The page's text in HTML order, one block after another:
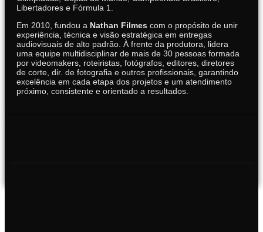
Libertadores e Fórmula 1.
Em 2010, fundou a Nathan Filmes com o propósito de unir
experiência, técnica e visão estratégica em entregas
audiovisuais de alto padrão. À frente da produtora, lidera
uma equipe multidisciplinar de mais de 30 pessoas formada
por videomakers, roteiristas, fotógrafos, editores, diretores
de corte, dir. de fotografia e outros profissionais, garantindo
excelência em cada etapa dos projetos e um atendimento
próximo, consistente e orientado a resultados.